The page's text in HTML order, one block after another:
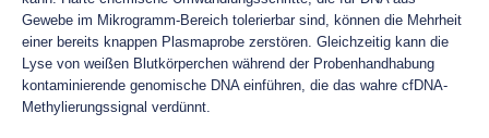
Gewebe im Mikrogramm-Bereich tolerierbar sind, können die Mehrheit
einer bereits knappen Plasmaprobe zerstören. Gleichzeitig kann die
Lyse von weißen Blutkörperchen während der Probenhandhabung
kontaminierende genomische DNA einführen, die das wahre cfDNA-
Methylierungssignal verdünnt.